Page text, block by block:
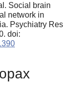
Social brain
network in
Psychiatry Res
doi: